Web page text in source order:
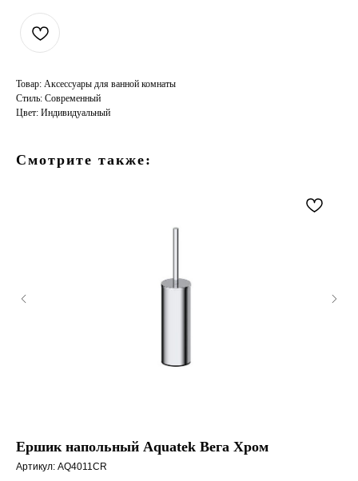
Товар: Аксессуары для ванной комнаты
Стиль: Современный
Цвет: Индивидуальный
Смотрите также:
Ершик напольный Aquatek Вега Хром
Артикул: AQ4011CR